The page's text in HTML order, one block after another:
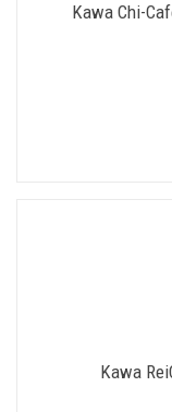
Kawa Chi-
Kawa